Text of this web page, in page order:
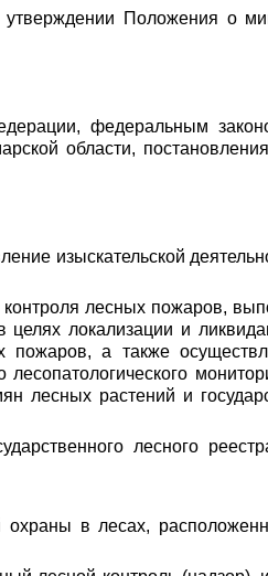
Положения о
федеральным
области,
изыскательской
лесных пожаров,
локализации и
а также
лесных растений и
лесного
охраны в лесах,